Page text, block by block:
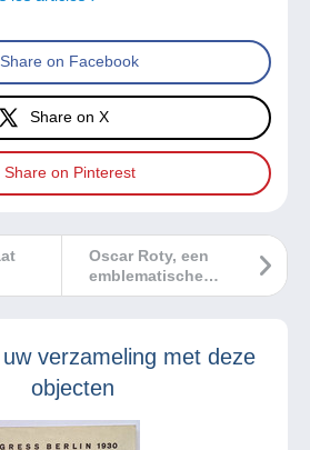
Share on Facebook
Share on X
Share on Pinterest
Oscar Roty, een
emblematische
figuur voor
verzameling met deze
objecten